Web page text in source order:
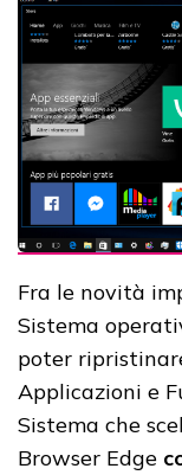
Fra le novità
Sistema
poter
Applicazioni e
Sistema che
Browser Edge